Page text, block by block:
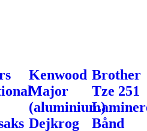
Kenwood
Major
(aluminium)
Dejkrog
Brother
Tze 251
Bånd